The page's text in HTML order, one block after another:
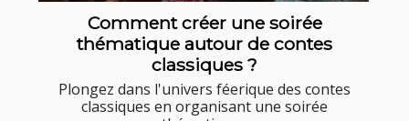
Comment créer une soirée
thématique autour de contes
classiques ?
Plongez dans l'univers féerique des contes
classiques en organisant une soirée